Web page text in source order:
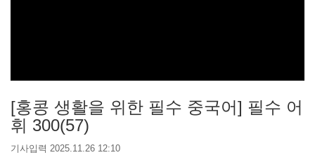
[홍콩 생활을 위한 필수 중국어] 필수 어
휘 300(57)
기사입력 2025.11.26 12:10